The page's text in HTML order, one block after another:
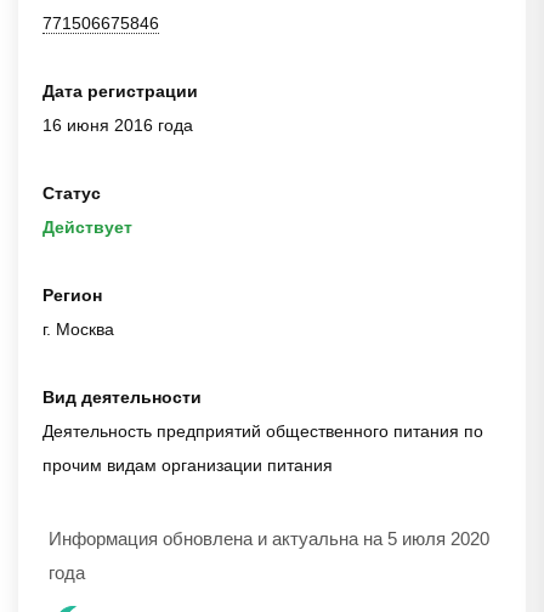
771506675846
Дата регистрации
16 июня 2016 года
Статус
Действует
Регион
г. Москва
Вид деятельности
Деятельность предприятий общественного питания по
прочим видам организации питания
Информация обновлена и актуальна на 5 июля 2020
года